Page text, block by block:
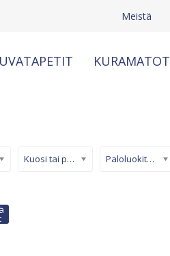
Meistä
KURAMATOT
Kuosi tai pinta Paloluokiteltu tapetti